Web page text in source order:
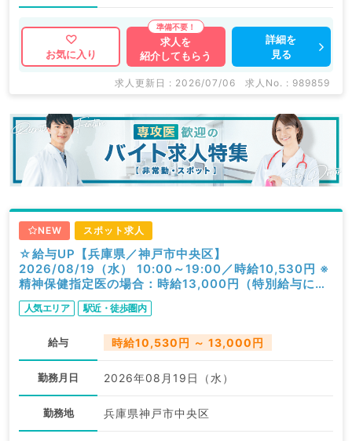
お気に入り
求人を
紹介してもらう
詳細を
見る
求人更新日 : 2026/07/06 求人No. : 989859
NEW スポット求人
☆給与UP【兵庫県／神戸市中央区】
2026/08/19（水） 10:00～19:00／時給10,530円 ※
精神保健指定医の場合：時給13,000円（特別給与につ
き歩合無し）／一般外来／精神科
人気エリア 駅近・徒歩圏内
給与 時給10,530円 ～ 13,000円
勤務月日 2026年08月19日（水）
勤務地 兵庫県神戸市中央区